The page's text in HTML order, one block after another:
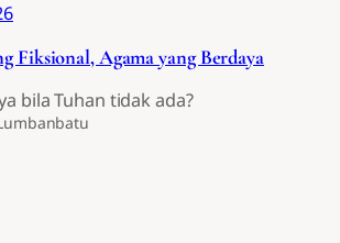
Fiksional, Agama yang Berdaya
bila Tuhan tidak ada?